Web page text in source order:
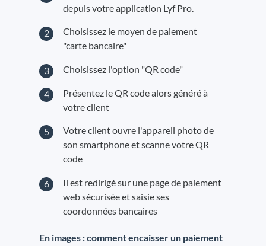
depuis votre application Lyf Pro.
Choisissez le moyen de paiement
"carte bancaire"
Choisissez l'option "QR code"
Présentez le QR code alors généré à
votre client
Votre client ouvre l'appareil photo de
son smartphone et scanne votre QR
code
Il est redirigé sur une page de paiement
web sécurisée et saisie ses
coordonnées bancaires
En images : comment encaisser un paiement